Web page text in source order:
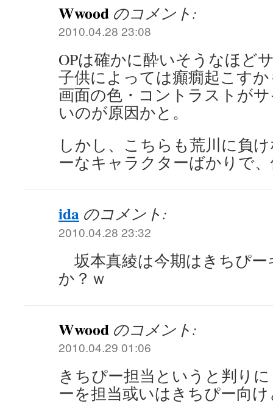
Wwood のコメント:
2010.04.28 23:08
OPは確かに酔いそうなほど
子供によっては癲癇起こす
画面の色・コントラストが
いのが原因かと。
しかし、こちらも荒川に負
ーなキャラクターばかりで
ida のコメント:
2010.04.28 23:32
坂本真綾は今期はきちぴー
か？ｗ
Wwood のコメント:
2010.04.29 01:06
きちぴー担当というと判り
ーを担当或いはきちぴー向